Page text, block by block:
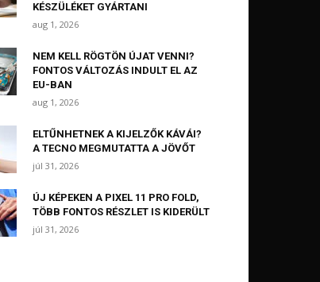
KÉSZÜLÉKET GYÁRTANI
aug 1, 2026
NEM KELL RÖGTÖN ÚJAT VENNI?
FONTOS VÁLTOZÁS INDULT EL AZ
EU-BAN
aug 1, 2026
ELTŰNHETNEK A KIJELZŐK KÁVÁI?
A TECNO MEGMUTATTA A JÖVŐT
júl 31, 2026
ÚJ KÉPEKEN A PIXEL 11 PRO FOLD,
TÖBB FONTOS RÉSZLET IS KIDERÜLT
júl 31, 2026